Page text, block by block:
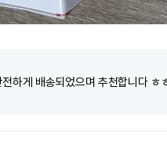
하게 배송되었으며 추천합니다 ㅎ